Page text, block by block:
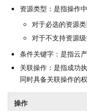
资源类型：是指操作
对于必选的资源
对于不支持资源
条件关键字：是指云
关联操作：是指成功
同时具备关联操作的
操作